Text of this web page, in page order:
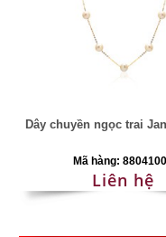
Dây chuyền ngọc trai
Mã hàng:
Liên hệ